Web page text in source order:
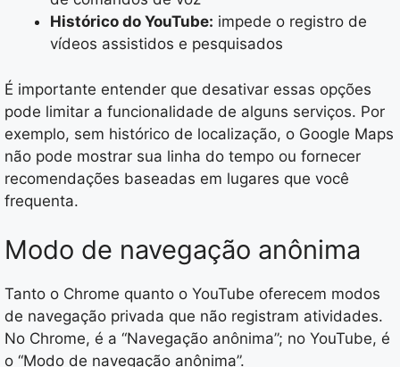
Histórico do YouTube: impede o registro de
vídeos assistidos e pesquisados
É importante entender que desativar essas opções
pode limitar a funcionalidade de alguns serviços. Por
exemplo, sem histórico de localização, o Google Maps
não pode mostrar sua linha do tempo ou fornecer
recomendações baseadas em lugares que você
frequenta.
Modo de navegação anônima
Tanto o Chrome quanto o YouTube oferecem modos
de navegação privada que não registram atividades.
No Chrome, é a “Navegação anônima”; no YouTube, é
o “Modo de navegação anônima”.